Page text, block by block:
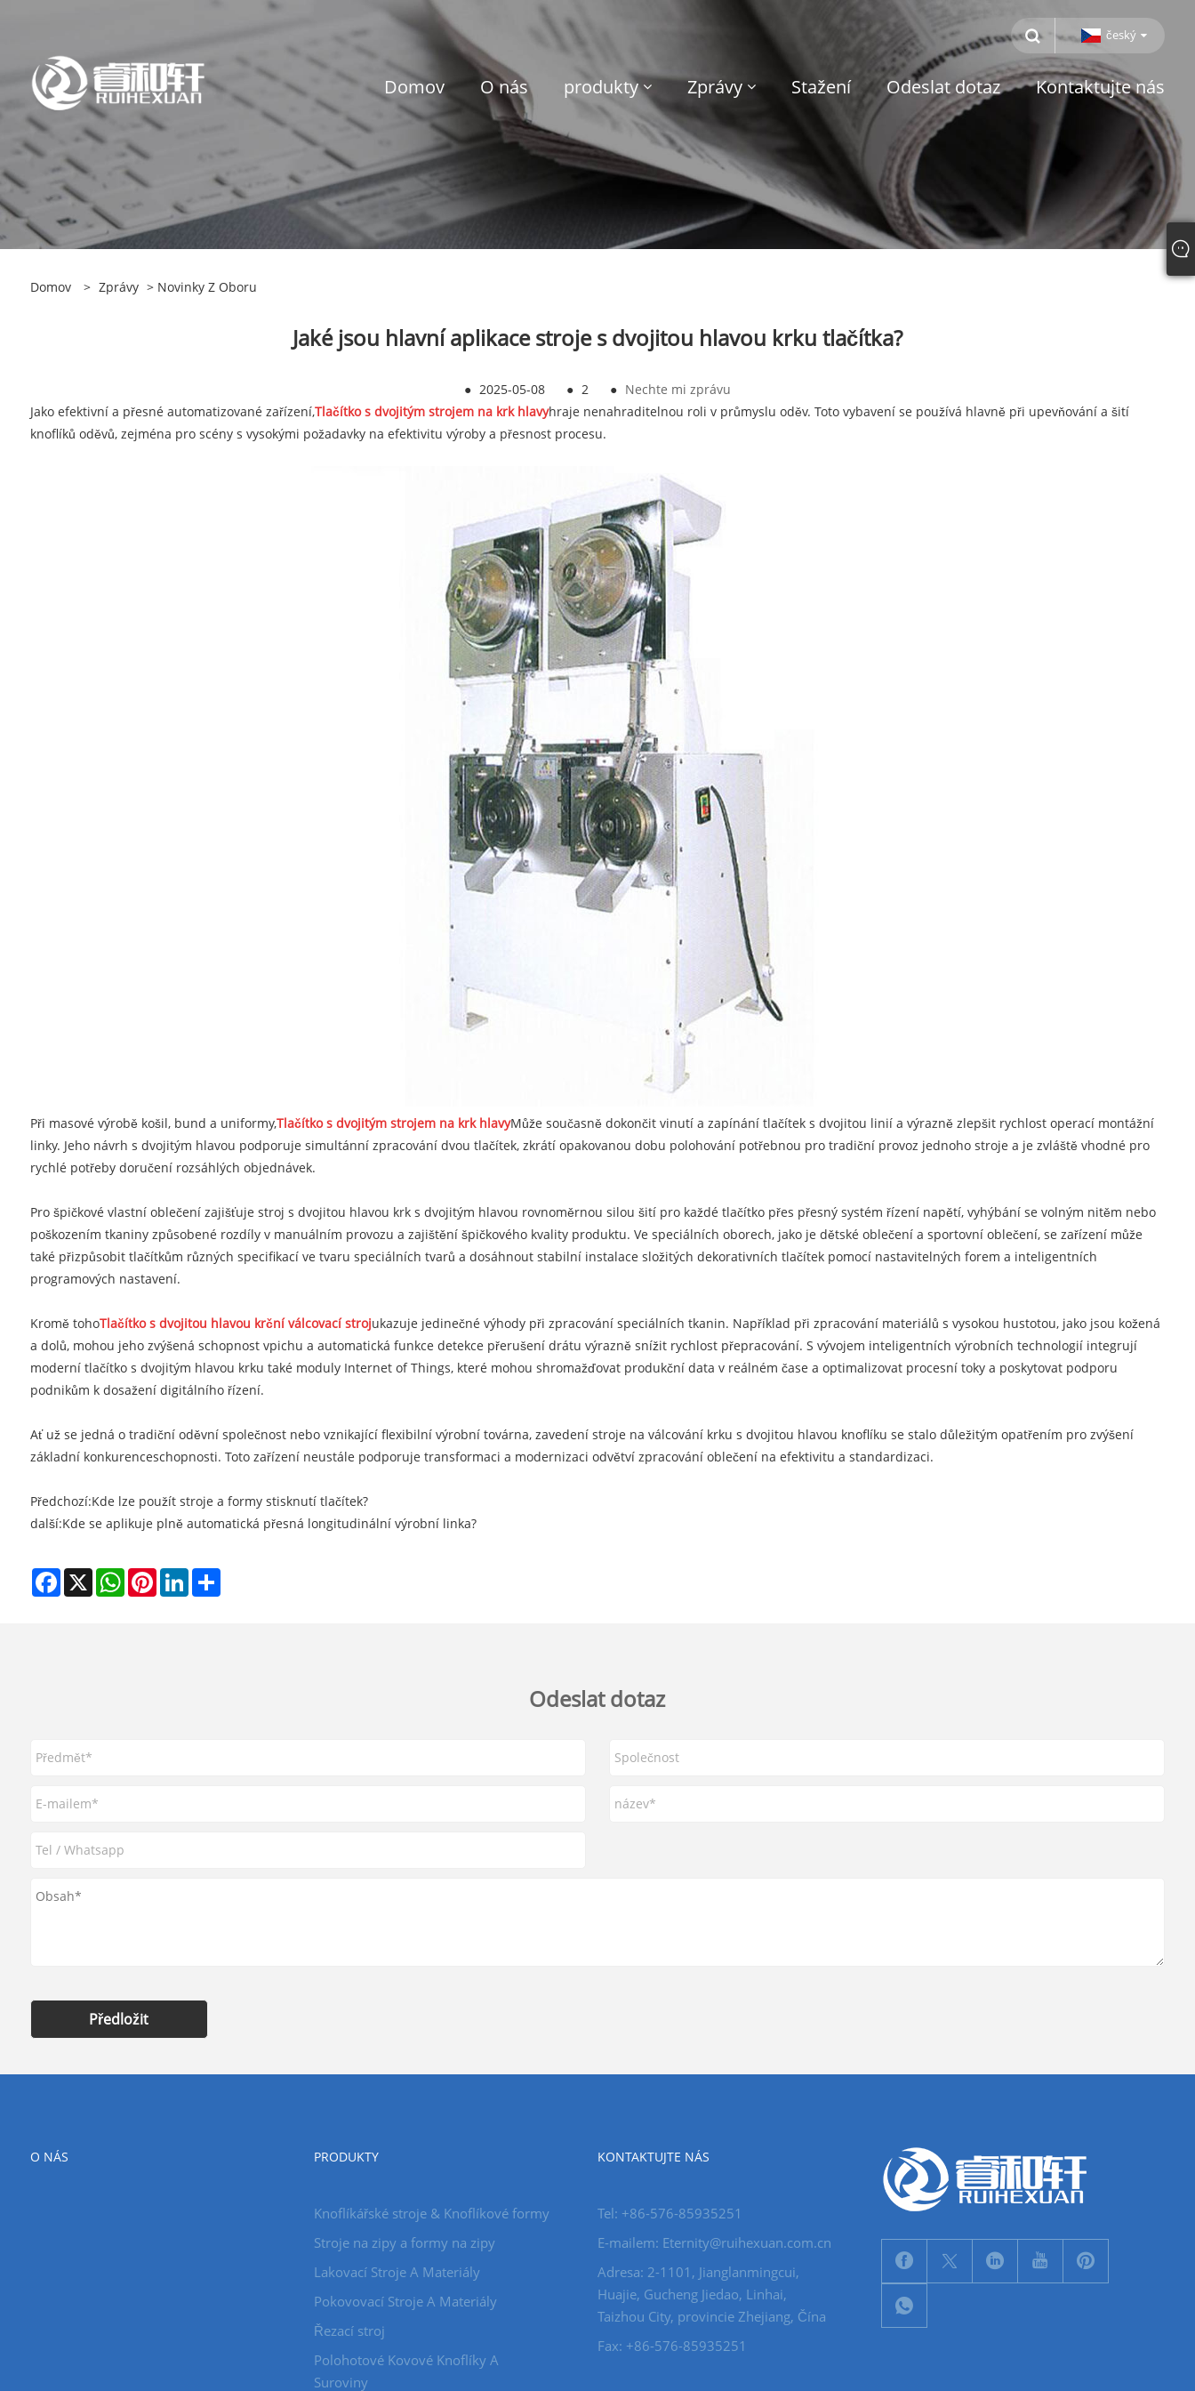
český
Domov O nás produkty Zprávy Stažení Odeslat dotaz Kontaktujte nás
Domov > Zprávy > Novinky Z Oboru
Jaké jsou hlavní aplikace stroje s dvojitou hlavou krku tlačítka?
● 2025-05-08 ● 2 ● Nechte mi zprávu
Jako efektivní a přesné automatizované zařízení,Tlačítko s dvojitým strojem na krk hlavyhraje nenahraditelnou roli v průmyslu oděv. Toto vybavení se používá hlavně při upevňování a šití
knoflíků oděvů, zejména pro scény s vysokými požadavky na efektivitu výroby a přesnost procesu.
Při masové výrobě košil, bund a uniformy,Tlačítko s dvojitým strojem na krk hlavyMůže současně dokončit vinutí a zapínání tlačítek s dvojitou linií a výrazně zlepšit rychlost operací montážní
linky. Jeho návrh s dvojitým hlavou podporuje simultánní zpracování dvou tlačítek, zkrátí opakovanou dobu polohování potřebnou pro tradiční provoz jednoho stroje a je zvláště vhodné pro
rychlé potřeby doručení rozsáhlých objednávek.
Pro špičkové vlastní oblečení zajišťuje stroj s dvojitou hlavou krk s dvojitým hlavou rovnoměrnou silou šití pro každé tlačítko přes přesný systém řízení napětí, vyhýbání se volným nitěm nebo
poškozením tkaniny způsobené rozdíly v manuálním provozu a zajištění špičkového kvality produktu. Ve speciálních oborech, jako je dětské oblečení a sportovní oblečení, se zařízení může
také přizpůsobit tlačítkům různých specifikací ve tvaru speciálních tvarů a dosáhnout stabilní instalace složitých dekorativních tlačítek pomocí nastavitelných forem a inteligentních
programových nastavení.
Kromě tohoTlačítko s dvojitou hlavou krční válcovací strojukazuje jedinečné výhody při zpracování speciálních tkanin. Například při zpracování materiálů s vysokou hustotou, jako jsou kožená
a dolů, mohou jeho zvýšená schopnost vpichu a automatická funkce detekce přerušení drátu výrazně snížit rychlost přepracování. S vývojem inteligentních výrobních technologií integrují
moderní tlačítko s dvojitým hlavou krku také moduly Internet of Things, které mohou shromažďovat produkční data v reálném čase a optimalizovat procesní toky a poskytovat podporu
podnikům k dosažení digitálního řízení.
Ať už se jedná o tradiční oděvní společnost nebo vznikající flexibilní výrobní továrna, zavedení stroje na válcování krku s dvojitou hlavou knoflíku se stalo důležitým opatřením pro zvýšení
základní konkurenceschopnosti. Toto zařízení neustále podporuje transformaci a modernizaci odvětví zpracování oblečení na efektivitu a standardizaci.
Předchozí:Kde lze použít stroje a formy stisknutí tlačítek?
další:Kde se aplikuje plně automatická přesná longitudinální výrobní linka?
Facebook
X WhatsAppPinterestLinkedInShare
Odeslat dotaz
Předložit
O NÁS PRODUKTY
Knoflíkářské stroje & Knoflíkové formy
Stroje na zipy a formy na zipy
Lakovací Stroje A Materiály
Pokovovací Stroje A Materiály
Řezací stroj
Polohotové Kovové Knoflíky A
Suroviny
KONTAKTUJTE NÁS
Tel: +86-576-85935251
E-mailem: Eternity@ruihexuan.com.cn
Adresa: 2-1101, Jianglanmingcui,
Huajie, Gucheng Jiedao, Linhai,
Taizhou City, provincie Zhejiang, Čína
Fax: +86-576-85935251